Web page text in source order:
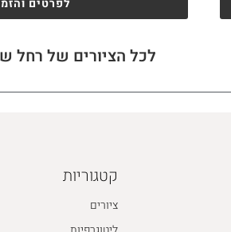
לפרטים
לכל הציורים של רחל
קטגוריות
ציורים